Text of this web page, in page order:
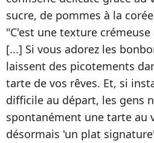
sucre, de pommes à la
"C'est une texture
[...] Si vous adorez les
laissent des picotements
tarte de vos rêves. Et, si
difficile au départ, les gens
spontanément une tarte au
désormais 'un plat